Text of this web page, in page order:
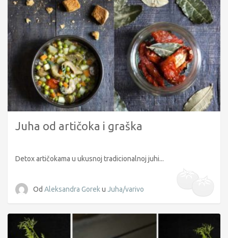
Juha od artičoka i graška
Detox artičokama u ukusnoj tradicionalnoj juhi...
Od Aleksandra Goreku Juha/varivo